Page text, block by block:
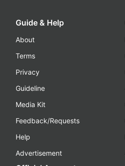
Guide & Help
About
Terms
Privacy
Guideline
Media Kit
Feedback/Requests
Help
Advertisement